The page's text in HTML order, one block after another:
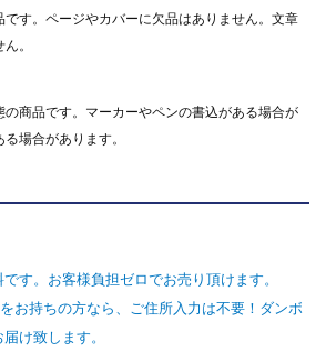
です。ページやカバーに欠品はありません。文章
。
商品です。マーカーやペンの書込がある場合が
場合があります。
す。お客様負担ゼロでお売り頂けます。
お持ちの方なら、ご住所入力は不要！ダンボ
け致します。